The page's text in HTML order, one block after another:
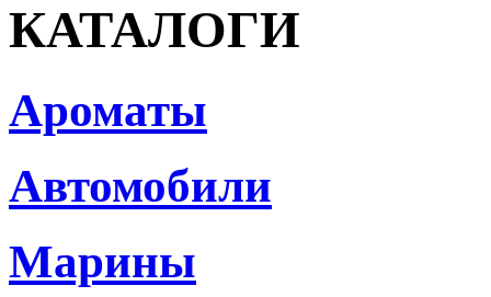
КАТАЛОГИ
Ароматы
Автомобили
Марины